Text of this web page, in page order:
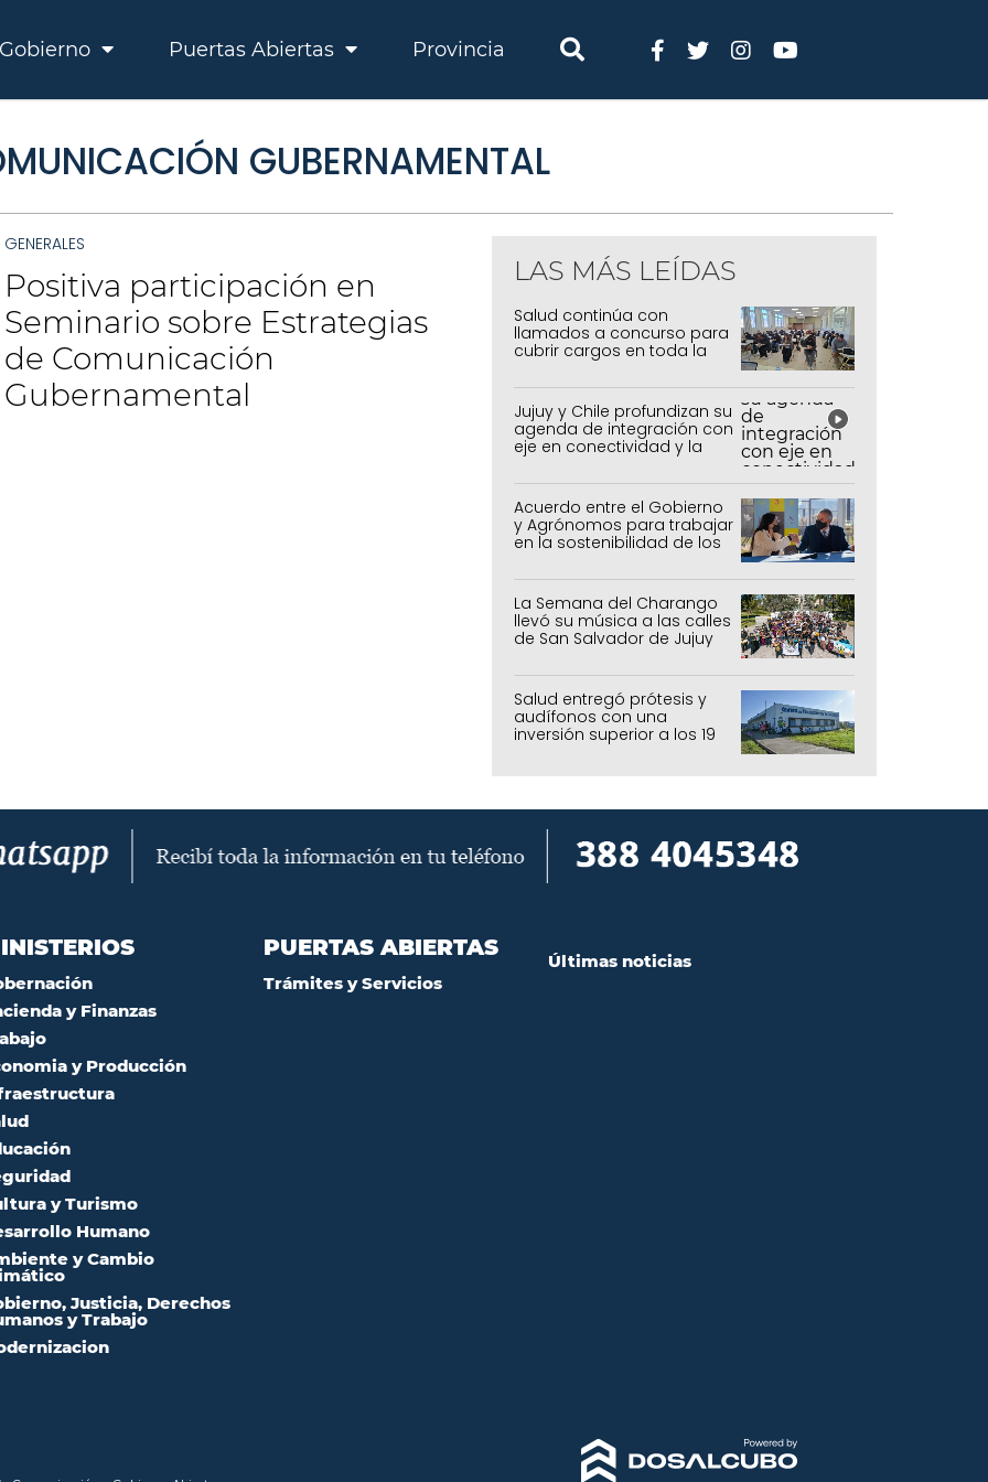
Gobierno Puertas Abiertas Provincia
GUBERNAMENTAL
GENERALES
Positiva participación en
Seminario sobre Estrategias
de Comunicación
Gubernamental
LAS MÁS LEÍDAS
Salud continúa con
llamados a concurso para
cubrir cargos en toda la
Jujuy y Chile profundizan su
agenda de integración con
eje en conectividad y la
mejora del Paso de Jama
Acuerdo entre el Gobierno
y Agrónomos para trabajar
en la sostenibilidad de los
agrícolas, pecuarios y
forestal
La Semana del Charango
llevó su música a las calles
de San Salvador de Jujuy
Salud entregó prótesis y
audífonos con una
inversión superior a los 19
millones de pesos
y Finanzas
y Producción
y Turismo
Humano
y Cambio
Justicia, Derechos
y Trabajo
PUERTAS ABIERTAS
Trámites y Servicios
Últimas noticias